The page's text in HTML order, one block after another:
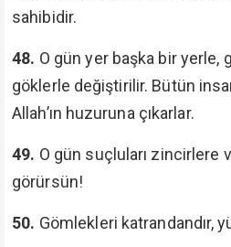
sahibidir.
48. O gün yer başka bir yerle,
göklerle değiştirilir. Bütün
Allah’ın huzuruna çıkarlar.
49. O gün suçluları zincirlere
görürsün!
50. Gömlekleri katrandandır,